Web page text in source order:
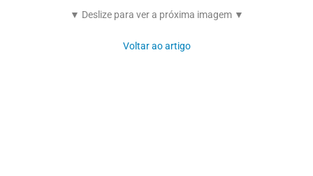
▼ Deslize para ver a próxima imagem ▼
Voltar ao artigo